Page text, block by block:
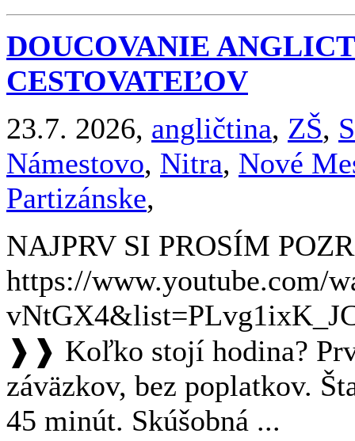
DOUCOVANIE
CESTOVATEĽOV
23.7. 2026, angličtina, ZŠ,
Námestovo, Nitra, Nové
Partizánske,
NAJPRV SI PROSÍM
https://www.youtube.com/
❱❱ Koľko stojí hodina?
záväzkov, bez poplatkov.
45 minút. Skúšobná ...